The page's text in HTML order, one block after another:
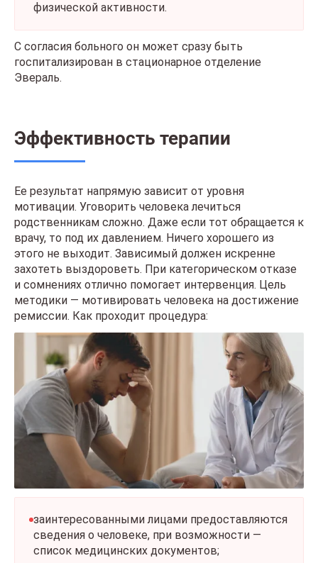
физической активности.
С согласия больного он может сразу быть
госпитализирован в стационарное отделение
Эвераль.
Эффективность терапии
Ее результат напрямую зависит от уровня
мотивации. Уговорить человека лечиться
родственникам сложно. Даже если тот обращается к
врачу, то под их давлением. Ничего хорошего из
этого не выходит. Зависимый должен искренне
захотеть выздороветь. При категорическом отказе
и сомнениях отлично помогает интервенция. Цель
методики — мотивировать человека на достижение
ремиссии. Как проходит процедура:
заинтересованными лицами предоставляются
сведения о человеке, при возможности —
список медицинских документов;